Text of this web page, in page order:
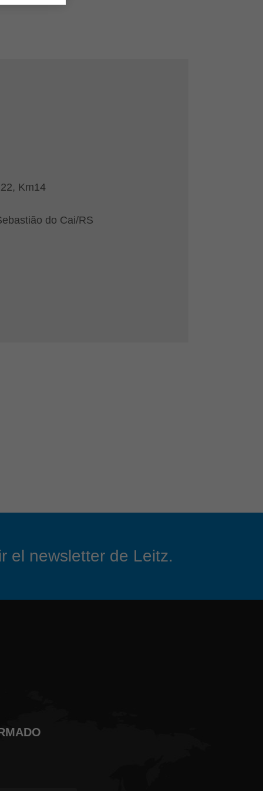
Km14
do Cai/RS
el newsletter de Leitz.